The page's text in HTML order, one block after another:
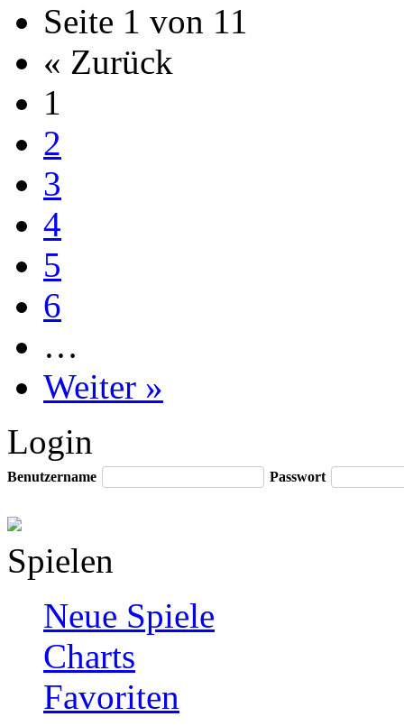
Seite 1 von 11
« Zurück
1
2
3
4
5
6
…
Weiter »
Login
Benutzername Passwort
Spielen
Neue Spiele
Charts
Favoriten